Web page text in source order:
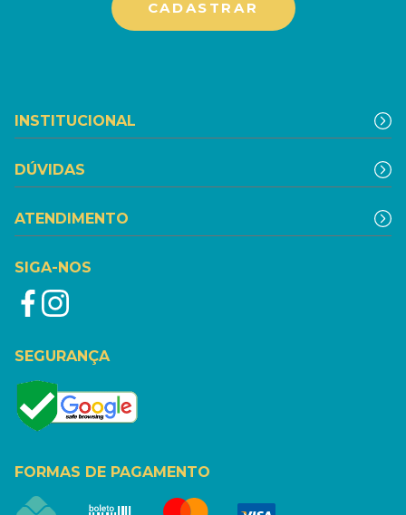
INSTITUCIONAL
DÚVIDAS
ATENDIMENTO
SIGA-NOS
SEGURANÇA
FORMAS DE PAGAMENTO